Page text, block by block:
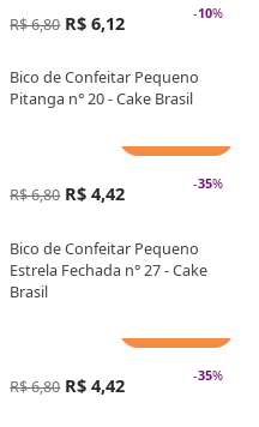
-10%
R$ 6,80 R$ 6,12
Bico de Confeitar Pequeno
Pitanga n° 20 - Cake Brasil
-35%
R$ 6,80 R$ 4,42
Bico de Confeitar Pequeno
Estrela Fechada n° 27 - Cake
Brasil
-35%
R$ 6,80 R$ 4,42